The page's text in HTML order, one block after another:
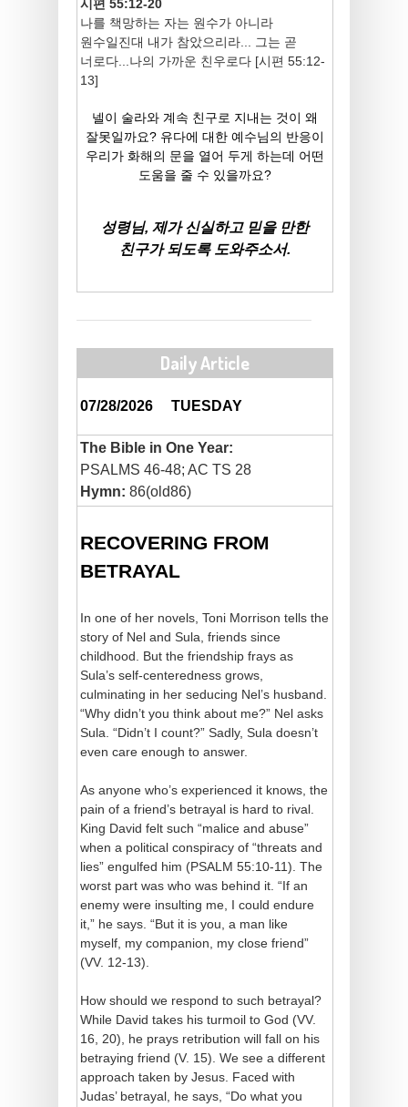
시편 55:12-20
나를 책망하는 자는 원수가 아니라
원수일진대 내가 참았으리라... 그는 곧
너로다...나의 가까운 친우로다 [시편 55:12-
13]
넬이 술라와 계속 친구로 지내는 것이 왜
잘못일까요? 유다에 대한 예수님의 반응이
우리가 화해의 문을 열어 두게 하는데 어떤
도움을 줄 수 있을까요?
성령님, 제가 신실하고 믿을 만한
친구가 되도록 도와주소서.
Daily Article
07/28/2026TUESDAY
The Bible in One Year:
PSALMS 46-48; AC TS 28
Hymn: 86(old86)
RECOVERING FROM
BETRAYAL
In one of her novels, Toni Morrison tells the
story of Nel and Sula, friends since
childhood. But the friendship frays as
Sula’s self-centeredness grows,
culminating in her seducing Nel’s husband.
“Why didn’t you think about me?” Nel asks
Sula. “Didn’t I count?” Sadly, Sula doesn’t
even care enough to answer.
As anyone who’s experienced it knows, the
pain of a friend’s betrayal is hard to rival.
King David felt such “malice and abuse”
when a political conspiracy of “threats and
lies” engulfed him (PSALM 55:10-11). The
worst part was who was behind it. “If an
enemy were insulting me, I could endure
it,” he says. “But it is you, a man like
myself, my companion, my close friend”
(VV. 12-13).
How should we respond to such betrayal?
While David takes his turmoil to God (VV.
16, 20), he prays retribution will fall on his
betraying friend (V. 15). We see a different
approach taken by Jesus. Faced with
Judas’ betrayal, he says, “Do what you